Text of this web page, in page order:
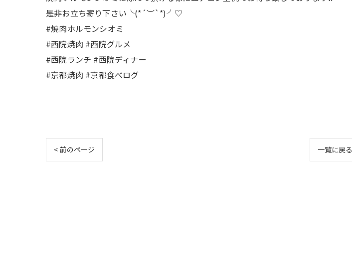
是非お立ち寄り下さい╰(*´︶`*)╯♡
#焼肉ホルモンシオミ
#西院焼肉 #西院グルメ
#西院ランチ #西院ディナー
#京都焼肉 #京都食べログ
< 前のページ 一覧に戻る